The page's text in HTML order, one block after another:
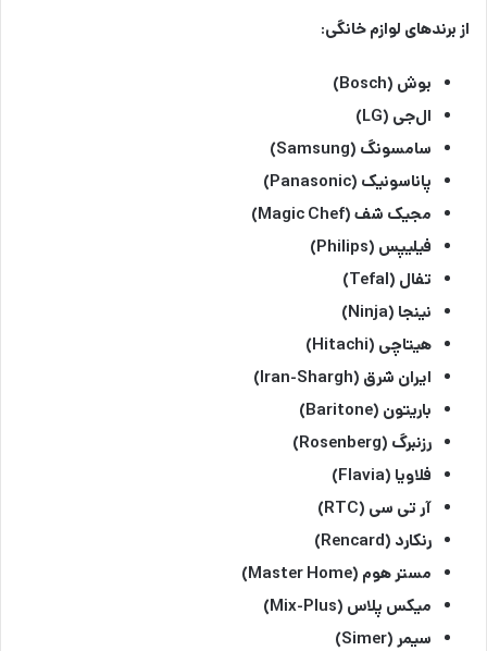
از برندهای لوازم خانگی:
بوش (Bosch)
ال‌جی (LG)
سامسونگ (Samsung)
پاناسونیک (Panasonic)
مجیک شف (Magic Chef)
فیلیپس (Philips)
تفال (Tefal)
نینجا (Ninja)
هیتاچی (Hitachi)
ایران شرق (Iran-Shargh)
باریتون (Baritone)
رزنبرگ (Rosenberg)
فلاویا (Flavia)
آر تی سی (RTC)
رنکارد (Rencard)
مستر هوم (Master Home)
میکس پلاس (Mix-Plus)
سیمر (Simer)